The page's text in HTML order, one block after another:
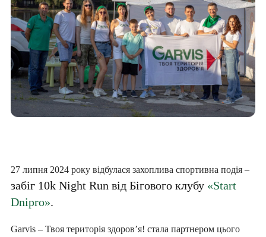
27 липня 2024 року відбулася захоплива спортивна подія –
забіг 10k Night Run від Бігового клубу «Start
Dnipro».
Garvis – Твоя територія здоровʼя! стала партнером цього